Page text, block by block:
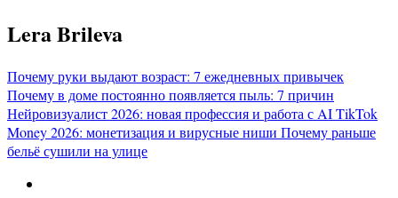
Перейти
к
Lera Brileva
Почему руки выдают возраст: 7 ежедневных привычек
Почему в доме постоянно появляется пыль: 7 причин
Нейровизуалист 2026: новая профессия и работа с AITikTok
Money 2026: монетизация и вирусные ниши Почему раньше
бельё сушили на улице